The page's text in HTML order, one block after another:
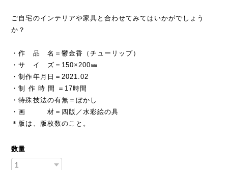
ご自宅のインテリアや家具と合わせてみてはいかがでしょう
か？
・作 品 名＝鬱金香（チューリップ）
・サ イ ズ＝150×200㎜
・制作年月日＝2021.02
・制 作 時 間 ＝17時間
・特殊技法の有無＝ぼかし
・画 材＝四版／水彩絵の具
＊版は、版枚数のこと。
数量